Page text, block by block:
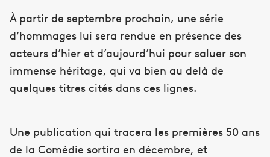
À partir de septembre prochain, une série
d’hommages lui sera rendue en présence des
acteurs d’hier et d’aujourd’hui pour saluer son
immense héritage, qui va bien au delà de
quelques titres cités dans ces lignes.
Une publication qui tracera les premières 50 ans
de la Comédie sortira en décembre, et